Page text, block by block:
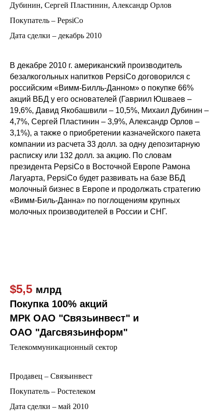
Дубинин, Сергей Пластинин, Александр Орлов
Покупатель – PepsiCo
Дата сделки – декабрь 2010
В декабре 2010 г. американский производитель
безалкогольных напитков PepsiCo договорился с
российским «Вимм-Билль-Данном» о покупке 66%
акций ВБД у его основателей (Гавриил Юшваев –
19,6%, Давид Якобашвили – 10,5%, Михаил Дубинин –
4,7%, Сергей Пластинин – 3,9%, Александр Орлов –
3,1%), а также о приобретении казначейского пакета
компании из расчета 33 долл. за одну депозитарную
расписку или 132 долл. за акцию. По словам
президента PepsiCo в Восточной Европе Рамона
Лагуарта, PepsiCo будет развивать на базе ВБД
молочный бизнес в Европе и продолжать стратегию
«Вимм-Биль-Данна» по поглощениям крупных
молочных производителей в России и СНГ.
$5,5 млрд
Покупка 100% акций
МРК ОАО "Связьинвест" и
ОАО "Дагсвязьинформ"
Телекоммуникационный сектор
Продавец – Связьинвест
Покупатель – Ростелеком
Дата сделки – май 2010